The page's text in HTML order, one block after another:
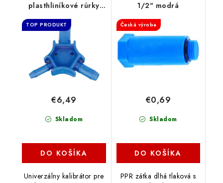
plasthliníkové rúrky
16,20,26 mm
TOP PRODUKT
Skladom
€6,49
DO KOŠÍKA
Univerzálny kalibrátor pre
1/2" modrá
Česká výroba
Skladom
€0,69
DO KOŠÍKA
PPR zátka dlhá tlaková s